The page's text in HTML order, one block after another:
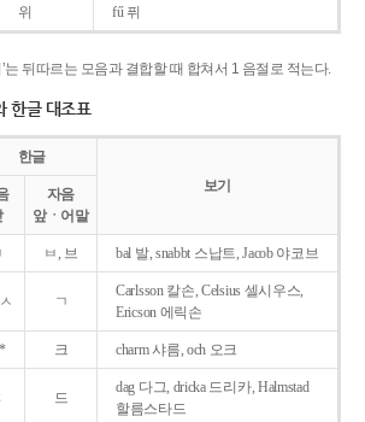
위 fű 퓌
’는 뒤따르는 모음과 결합할 때 합쳐서 1 음절로 적는다.
한글 대조표
한글
보기
자음
앞ㆍ어말
ㅂ, 브 bal 발, snabbt 스납트, Jacob 야코브
ㄱ
Carlsson 칼손, Celsius 셀시우스,
Ericson 에릭손
크 charm 샤름, och 오크
드
dag 다그, dricka 드리카, Halmstad
할름스타드